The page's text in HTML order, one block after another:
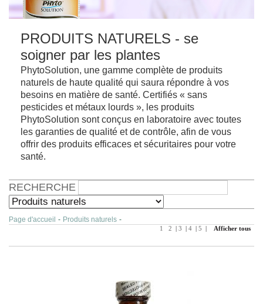
PRODUITS NATURELS - se
soigner par les plantes
PhytoSolution, une gamme complète de produits
naturels de haute qualité qui saura répondre à vos
besoins en matière de santé. Certifiés « sans
pesticides et métaux lourds », les produits
PhytoSolution sont conçus en laboratoire avec toutes
les garanties de qualité et de contrôle, afin de vous
offrir des produits efficaces et sécuritaires pour votre
santé.
RECHERCHE
Page d'accueil - Produits naturels -
1 2 3 4 5 Afficher tous